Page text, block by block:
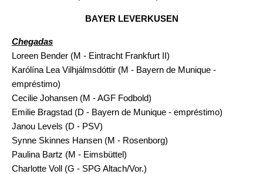
BAYER LEVERKUSEN
Chegadas
Loreen Bender (M - Eintracht Frankfurt II)
Karólína Lea Vilhjálmsdóttir (M - Bayern de Munique -
empréstimo)
Cecilie Johansen (M - AGF Fodbold)
Emilie Bragstad (D - Bayern de Munique - empréstimo)
Janou Levels (D - PSV)
Synne Skinnes Hansen (M - Rosenborg)
Paulina Bartz (M - Eimsbüttel)
Charlotte Voll (G - SPG Altach/Vor.)